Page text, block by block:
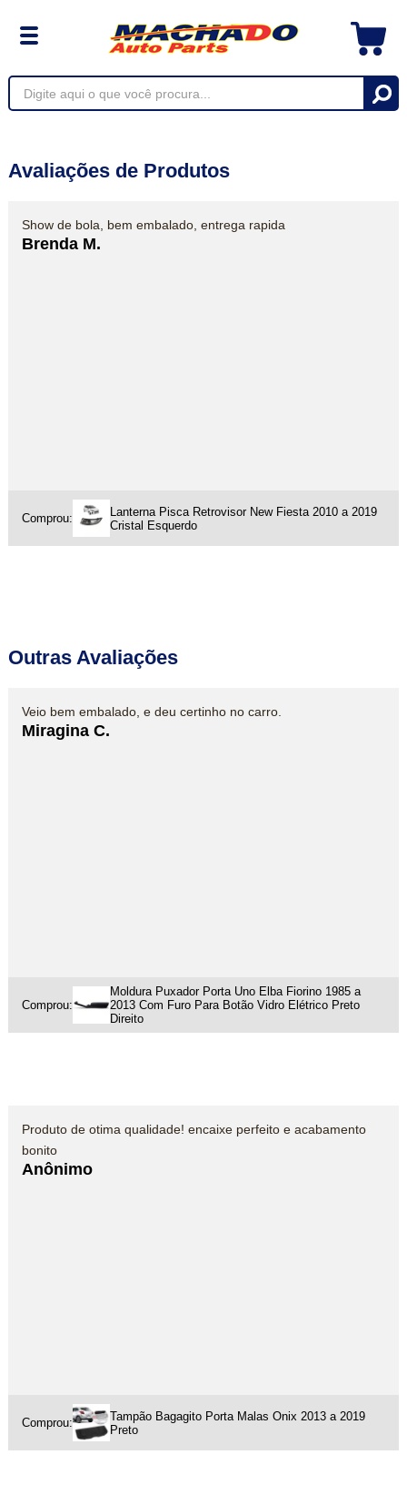
Avaliações de Produtos
Show de bola, bem embalado, entrega rapida
Brenda M.
Comprou:
Lanterna Pisca Retrovisor New Fiesta 2010 a 2019
Cristal Esquerdo
Outras Avaliações
Veio bem embalado, e deu certinho no carro.
Miragina C.
Comprou:
Moldura Puxador Porta Uno Elba Fiorino 1985 a
2013 Com Furo Para Botão Vidro Elétrico Preto
Direito
Produto de otima qualidade! encaixe perfeito e acabamento
bonito
Anônimo
Comprou:
Tampão Bagagito Porta Malas Onix 2013 a 2019
Preto